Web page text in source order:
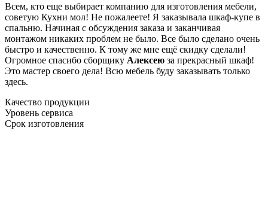
Всем, кто еще выбирает компанию для изготовления мебели,
советую Кухни мол! Не пожалеете! Я заказывала шкаф-купе в
спальню. Начиная с обсуждения заказа и заканчивая
монтажом никаких проблем не было. Все было сделано очень
быстро и качественно. К тому же мне ещё скидку сделали!
Огромное спасибо сборщику Алексею за прекрасный шкаф!
Это мастер своего дела! Всю мебель буду заказывать только
здесь.
Качество продукции
Уровень сервиса
Срок изготовления